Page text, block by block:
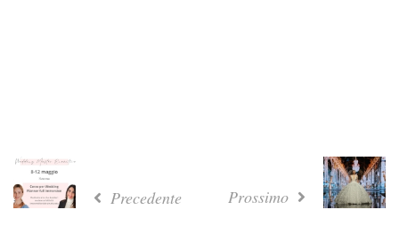
Precedente Prossimo